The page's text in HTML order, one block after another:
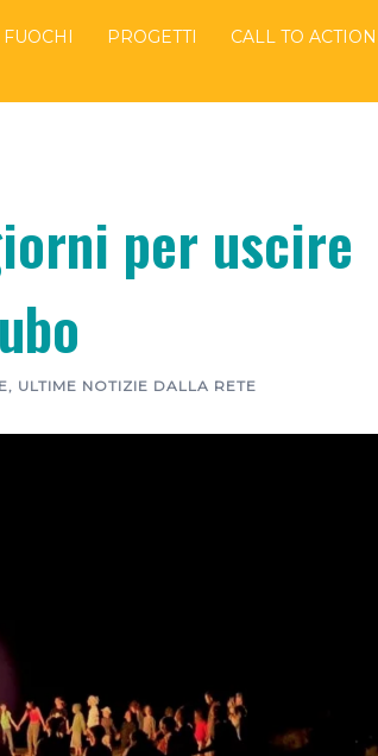
FUOCHI PROGETTI
CALL TO ACTION
per uscire
, ULTIME NOTIZIE DALLA RETE